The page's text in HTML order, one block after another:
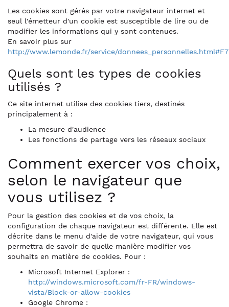
Les cookies sont gérés par votre navigateur internet et
seul l'émetteur d'un cookie est susceptible de lire ou de
modifier les informations qui y sont contenues.
En savoir plus sur
http://www.lemonde.fr/service/
Quels sont les types de cookies
utilisés ?
Ce site internet utilise des cookies tiers, destinés
principalement à :
La mesure d'audience
Les fonctions de partage vers les réseaux sociaux
Comment exercer vos choix,
selon le navigateur que
vous utilisez ?
Pour la gestion des cookies et de vos choix, la
configuration de chaque navigateur est différente. Elle est
décrite dans le menu d'aide de votre navigateur, qui vous
permettra de savoir de quelle manière modifier vos
souhaits en matière de cookies. Pour :
Microsoft Internet Explorer :
http://windows.microsoft.com/fr-FR/windows-
vista/Block-or-allow-cookies
Google Chrome :